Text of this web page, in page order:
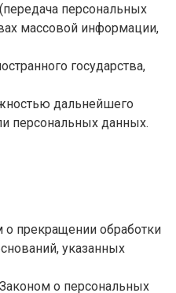
персональных
массовой информации,
государства,
дальнейшего
персональных данных.
о прекращении обработки
указанных
о персональных